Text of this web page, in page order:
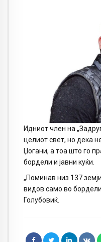
Идниот член на
целиот свет, но дека
Џогани, а тоа што го
бордели и јавни куќи.
„Поминав низ 137
видов само во бордели
Голубовиќ.